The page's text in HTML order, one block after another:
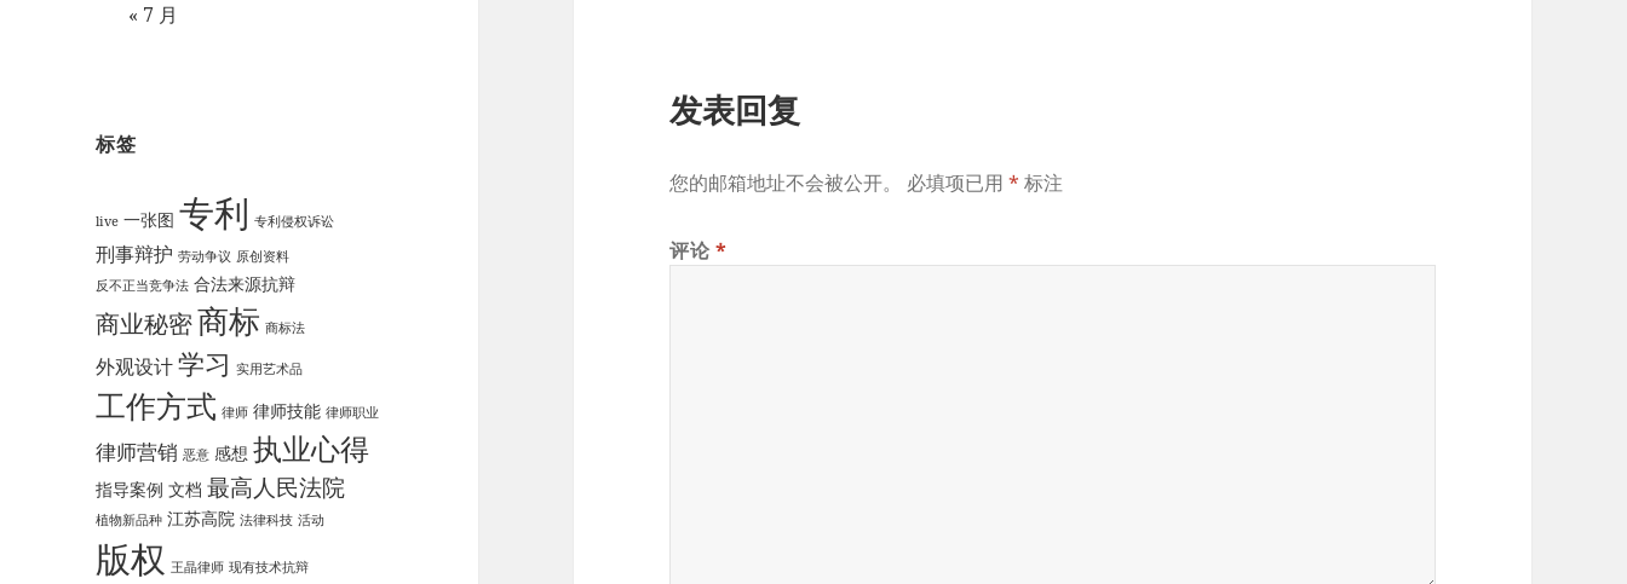
« 7 月
标签
live 一张图 专利 专利侵权诉讼
刑事辩护 劳动争议 原创资料
反不正当竞争法 合法来源抗辩
商业秘密商标 商标法
外观设计学习 实用艺术品
工作方式 律师 律师技能 律师职业
律师营销 恶意 感想 执业心得
指导案例 文档 最高人民法院
植物新品种 江苏高院 法律科技 活动
版权 王晶律师 现有技术抗辩
发表回复
您的邮箱地址不会被公开。 必填项已用* 标注
评论*